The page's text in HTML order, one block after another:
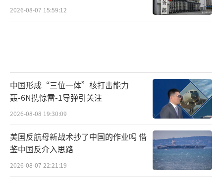
2026-08-07 15:59:12
中国形成“三位一体”核打击能力
轰-6N携惊雷-1导弹引关注
2026-08-08 19:30:09
美国反航母新战术抄了中国的作业吗 借
鉴中国反介入思路
2026-08-07 22:21:19